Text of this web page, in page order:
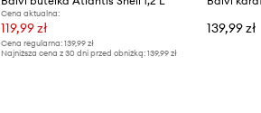
Cena aktualna:
119,99 zł
Cena regularna: 139,99 zł
Najniższa cena z 30 dni przed obniżką: 139,99 zł
139,99 zł